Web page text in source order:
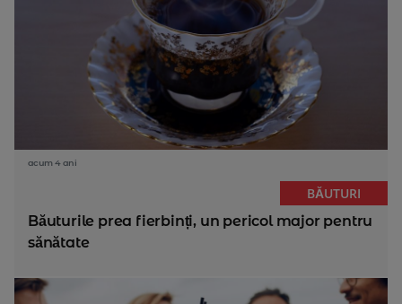
acum 4 ani
BĂUTURI
Băuturile prea fierbinți, un pericol major pentru
sănătate